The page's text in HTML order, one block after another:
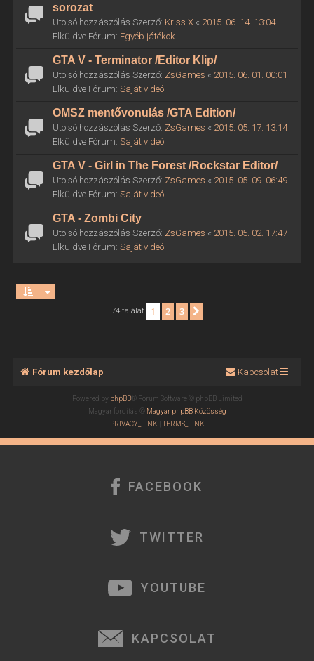
sorozat
Utolsó hozzászólás Szerző: Kriss X« 2015. 06. 14. 13:04
Elküldve Fórum: Egyéb játékok
GTA V - Terminator /Editor Klip/
Utolsó hozzászólás Szerző: ZsGames « 2015. 06. 01. 00:01
Elküldve Fórum: Saját videó
OMSZ mentővonulás /GTA Edition/
Utolsó hozzászólás Szerző: ZsGames « 2015. 05. 17. 13:14
Elküldve Fórum: Saját videó
GTA V - Girl in The Forest /Rockstar Editor/
Utolsó hozzászólás Szerző: ZsGames « 2015. 05. 09. 06:49
Elküldve Fórum: Saját videó
GTA - Zombi City
Utolsó hozzászólás Szerző: ZsGames « 2015. 05. 02. 17:47
Elküldve Fórum: Saját videó
74 találat 1 2 3
Fórum kezdőlap Kapcsolat
Powered by phpBB® Forum Software © phpBB Limited
Magyar fordítás ©
Magyar phpBB Közösség
PRIVACY_LINK| TERMS_LINK
FACEBOOK
TWITTER
YOUTUBE
KAPCSOLAT